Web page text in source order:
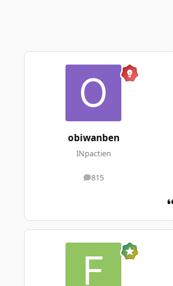
obiwanben
INpactien
815
messages